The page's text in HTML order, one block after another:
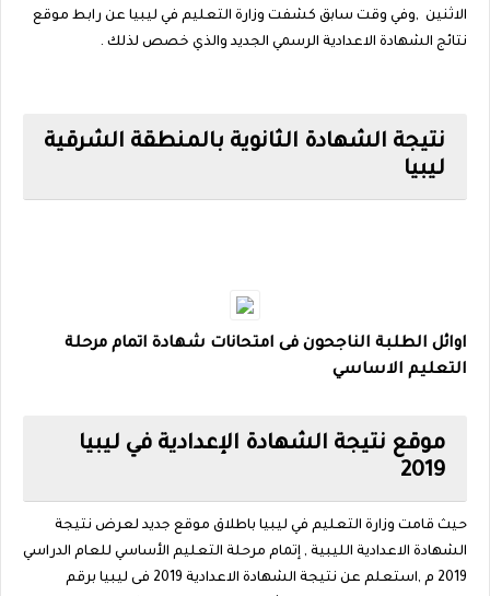
الاثنين ,وفي وقت سابق كشفت وزارة التعليم في ليبيا عن رابط موقع
نتائج الشهادة الاعدادية الرسمي الجديد والذي خصص لذلك .
نتيجة الشهادة الثانوية بالمنطقة الشرقية
ليبيا
اوائل الطلبة الناجحون فى امتحانات شهادة اتمام مرحلة
التعليم الاساسي
موقع نتيجة الشهادة الإعدادية في ليبيا
2019
حيث قامت وزارة التعليم في ليبيا باطلاق موقع جديد لعرض نتيجة
الشهادة الاعدادية الليبية , إتمام مرحلة التعليم الأساسي للعام الدراسي
2019 م ,استعلم عن نتيجة الشهادة الاعدادية 2019 فى ليبيا برقم